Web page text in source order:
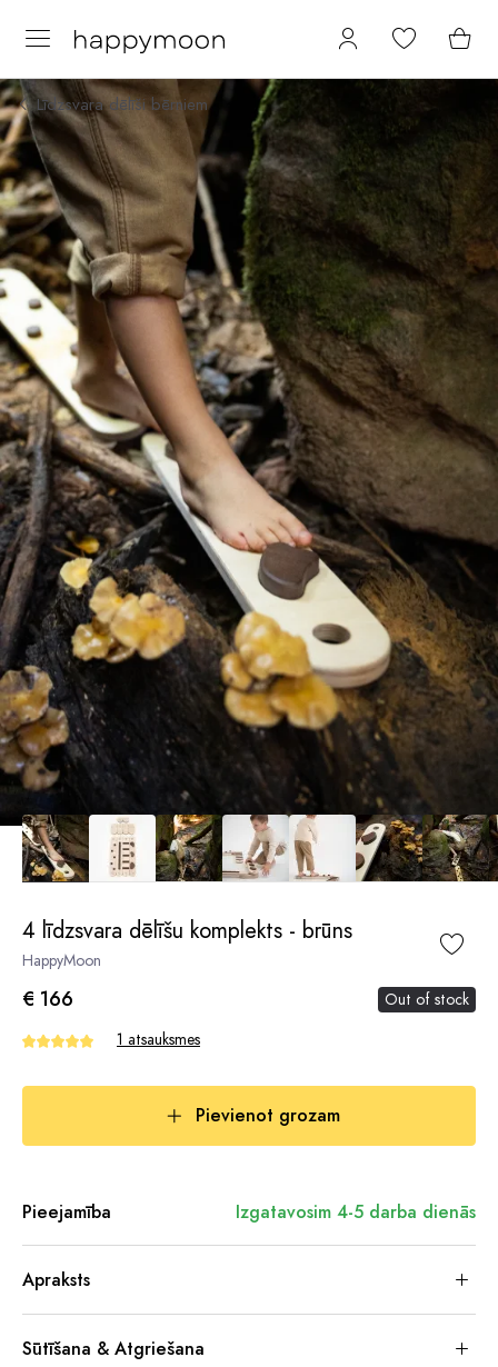
Līdzsvara dēlīši bērniem
4 līdzsvara dēlīšu komplekts - brūns
HappyMoon
€ 166
Out of stock
1 atsauksmes
Pievienot grozam
Pieejamība Izgatavosim 4-5 darba dienās
Apraksts
Sūtīšana & Atgriešana